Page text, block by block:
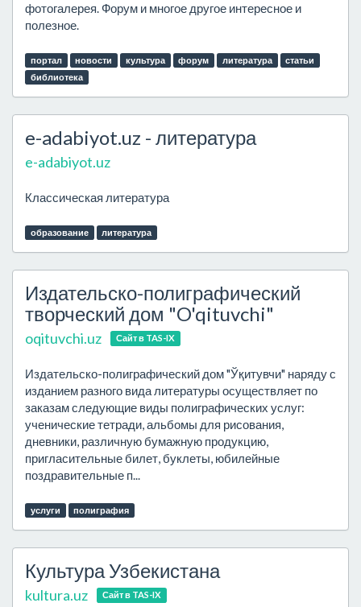
фотогалерея. Форум и многое другое интересное и
полезное.
портал новости культура форум литература
статьи
библиотека
e-adabiyot.uz - литература
e-adabiyot.uz
Классическая литература
образование литература
Издательско-полиграфический
творческий дом "O'qituvchi"
oqituvchi.uz Сайт в TAS-IX
Издательско-полиграфический дом "Ўқитувчи" наряду с
изданием разного вида литературы осуществляет по
заказам следующие виды полиграфических услуг:
ученические тетради, альбомы для рисования,
дневники, различную бумажную продукцию,
пригласительные билет, буклеты, юбилейные
поздравительные п...
услуги полиграфия
Культура Узбекистана
kultura.uz Сайт в TAS-IX